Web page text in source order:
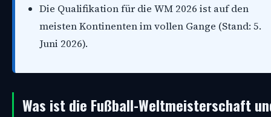
Die Qualifikation für die WM 2026 ist auf den
meisten Kontinenten im vollen Gange (Stand: 5.
Juni 2026).
Was ist die Fußball-Weltmeisterschaft